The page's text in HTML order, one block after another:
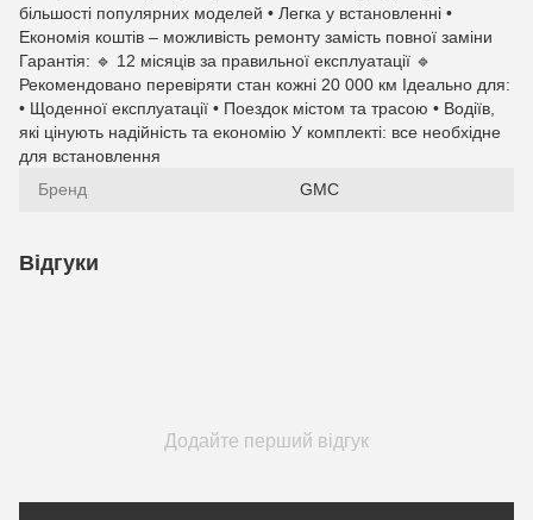
більшості популярних моделей • Легка у встановленні •
Економія коштів – можливість ремонту замість повної заміни
Гарантія: 🔹 12 місяців за правильної експлуатації 🔹
Рекомендовано перевіряти стан кожні 20 000 км Ідеально для:
• Щоденної експлуатації • Поездок містом та трасою • Водіїв,
які цінують надійність та економію У комплекті: все необхідне
для встановлення
Бренд
GMC
Відгуки
Додайте перший відгук